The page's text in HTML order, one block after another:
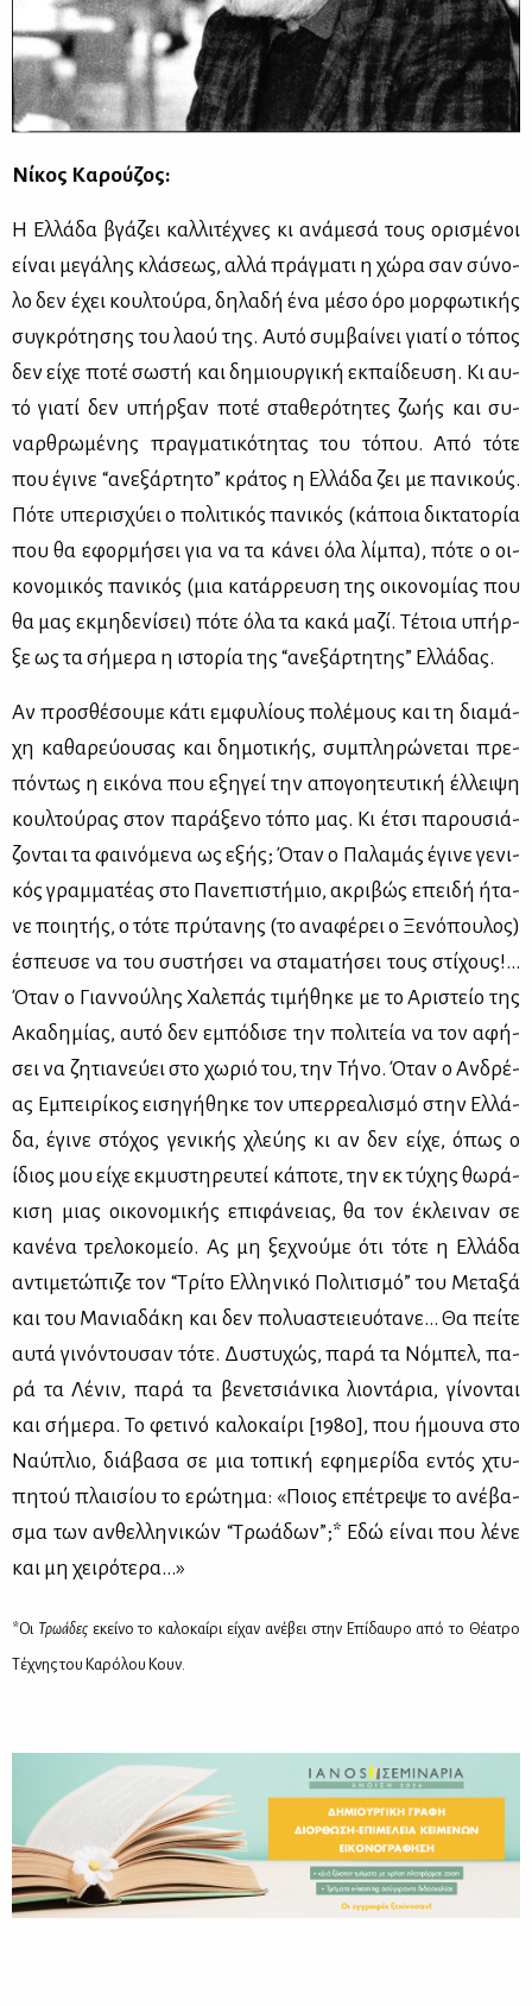
Νί­κος Κα­ρού­ζος:
Η Ελ­λά­δα βγά­ζει καλ­λι­τέ­χνες κι ανά­με­σά τους ορι­σμέ­νοι
εί­ναι με­γά­λης κλά­σε­ως, αλ­λά πράγ­μα­τι η χώ­ρα σαν σύ­νο­
λο δεν έχει κουλ­τού­ρα, δη­λα­δή ένα μέ­σο όρο μορ­φω­τι­κής
συ­γκρό­τη­σης του λα­ού της. Αυ­τό συμ­βαί­νει για­τί ο τό­πος
δεν εί­χε πο­τέ σω­στή και δη­μιουρ­γι­κή εκ­παί­δευ­ση. Κι αυ­
τό για­τί δεν υπήρ­ξαν πο­τέ στα­θε­ρό­τη­τες ζω­ής και συ­
ναρ­θρω­μέ­νης πραγ­μα­τι­κό­τη­τας του τό­που. Από τό­τε
που έγι­νε “ανε­ξάρ­τη­το” κρά­τος η Ελ­λά­δα ζει με πα­νι­κούς.
Πό­τε υπε­ρι­σχύ­ει ο πο­λι­τι­κός πα­νι­κός (κά­ποια δι­κτα­το­ρία
που θα εφορ­μή­σει για να τα κά­νει όλα λί­μπα), πό­τε ο οι­
κο­νο­μι­κός πα­νι­κός (μια κα­τάρ­ρευ­ση της οι­κο­νο­μί­ας που
θα μας εκ­μη­δε­νί­σει) πό­τε όλα τα κα­κά μα­ζί. Τέ­τοια υπήρ­
ξε ως τα σή­με­ρα η ιστο­ρία της “ανε­ξάρ­τη­της” Ελ­λά­δας.
Αν προ­σθέ­σου­με κά­τι εμ­φυ­λί­ους πο­λέ­μους και τη δια­μά­
χη κα­θα­ρεύ­ου­σας και δη­μο­τι­κής, συ­μπλη­ρώ­νε­ται πρε­
πό­ντως η ει­κό­να που εξη­γεί την απο­γοη­τευ­τι­κή έλ­λει­ψη
κουλ­τού­ρας στον πα­ρά­ξε­νο τό­πο μας. Κι έτσι πα­ρου­σιά­
ζο­νται τα φαι­νό­με­να ως εξής; Όταν ο Πα­λα­μάς έγι­νε γε­νι­
κός γραμ­μα­τέ­ας στο Πα­νε­πι­στή­μιο, ακρι­βώς επει­δή ήτα­
νε ποι­η­τής, ο τό­τε πρύ­τα­νης (το ανα­φέ­ρει ο Ξε­νό­που­λος)
έσπευ­σε να του συ­στή­σει να στα­μα­τή­σει τους στί­χους!...
Όταν ο Γιαν­νού­λης Χα­λε­πάς τι­μή­θη­κε με το Αρι­στείο της
Ακα­δη­μί­ας, αυ­τό δεν εμπό­δι­σε την πο­λι­τεία να τον αφή­
σει να ζη­τια­νεύ­ει στο χω­ριό του, την Τή­νο. Όταν ο Αν­δρέ­
ας Εμπει­ρί­κος ει­ση­γή­θη­κε τον υπερ­ρε­α­λι­σμό στην Ελ­λά­
δα, έγι­νε στό­χος γε­νι­κής χλεύ­ης κι αν δεν εί­χε, όπως ο
ίδιος μου εί­χε εκ­μυ­στη­ρευ­τεί κά­πο­τε, την εκ τύ­χης θω­ρά­
κι­ση μιας οι­κο­νο­μι­κής επι­φά­νειας, θα τον έκλει­ναν σε
κα­νέ­να τρε­λο­κο­μείο. Ας μη ξε­χνού­με ότι τό­τε η Ελ­λά­δα
αντι­με­τώ­πι­ζε τον “Τρί­το Ελ­λη­νι­κό Πο­λι­τι­σμό” του Με­τα­ξά
και του Μα­νια­δά­κη και δεν πο­λυα­στειευό­τα­νε… Θα πεί­τε
αυ­τά γι­νό­ντου­σαν τό­τε. Δυ­στυ­χώς, πα­ρά τα Νό­μπελ, πα­
ρά τα Λέ­νιν, πα­ρά τα βε­νε­τσιά­νι­κα λιο­ντά­ρια, γί­νο­νται
και σή­με­ρα. Το φε­τι­νό κα­λο­καί­ρι [1980], που ήμου­να στο
Ναύ­πλιο, διά­βα­σα σε μια το­πι­κή εφη­με­ρί­δα εντός χτυ­
πη­τού πλαι­σί­ου το ερώ­τη­μα: «Ποιος επέ­τρε­ψε το ανέ­βα­
σμα των αν­θελ­λη­νι­κών “Τρω­ά­δων”;* Εδώ εί­ναι που λέ­νε
και μη χει­ρό­τε­ρα…»
*Οι Τρωάδεςεκείνο το καλοκαίρι είχαν ανέβει στην Επίδαυρο από το Θέατρο
Τέχνης του Καρόλου Κουν.